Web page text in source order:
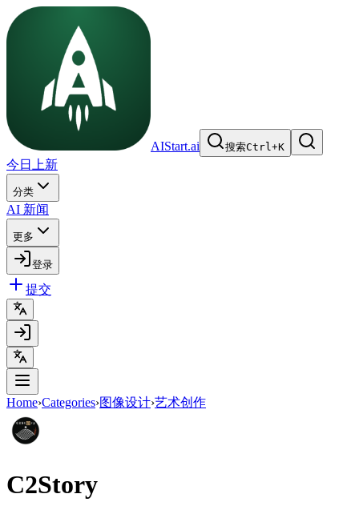
AIStart.ai 搜索Ctrl+K
今日上新
分类
AI 新闻
更多
登录
提交
Home›Categories›图像设计›艺术创作
C2Story